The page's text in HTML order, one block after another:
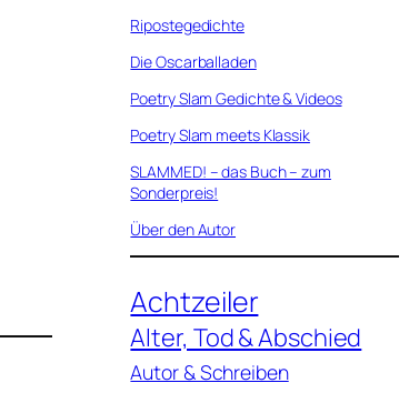
Ripostegedichte
Die Oscarballaden
Poetry Slam Gedichte & Videos
Poetry Slam meets Klassik
SLAMMED! – das Buch – zum
Sonderpreis!
Über den Autor
Achtzeiler
Alter, Tod & Abschied
Autor & Schreiben